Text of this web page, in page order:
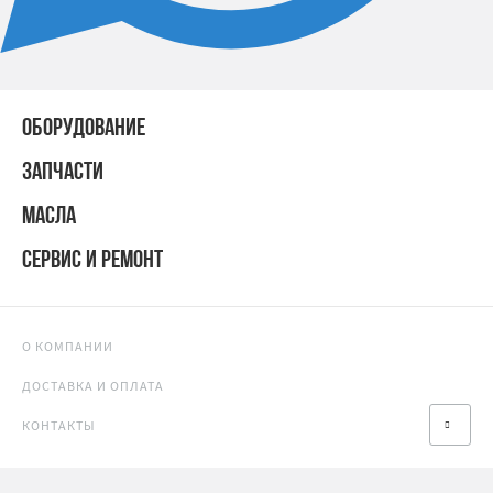
ОБОРУДОВАНИЕ
ЗАПЧАСТИ
МАСЛА
СЕРВИС И РЕМОНТ
О КОМПАНИИ
ДОСТАВКА И ОПЛАТА
КОНТАКТЫ